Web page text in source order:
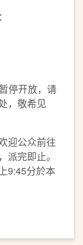
停开放，请
，敬希见
迎公众前往
完即止。
9:45分於本